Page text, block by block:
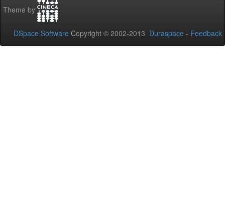
Theme by
DSpace Software Copyright © 2002-2013 Duraspace - Feedback